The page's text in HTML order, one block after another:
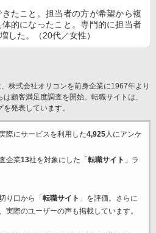
たこと。担当者の方が希望から複
的になったこと。専門的に担当者
した。（20代／女性）
株式会社オリコンを前身企業に1967年より
顧客満足度調査を開始。転職サイトは、
発表しています。
際にサービスを利用した4,925人にアンケ
企業13社を対象にした「 転職サイト 」ラ
り口から「 転職サイト 」を評価。さらに
実際のユーザーの声も掲載しています。